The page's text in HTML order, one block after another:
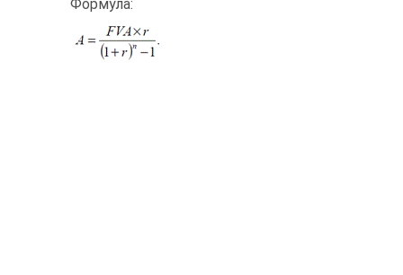
Формула: